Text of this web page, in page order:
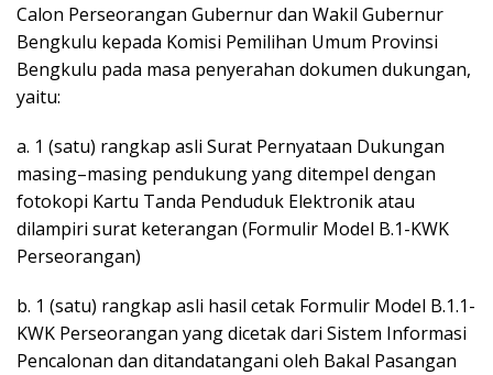
Calon Perseorangan Gubernur dan Wakil Gubernur
Bengkulu kepada Komisi Pemilihan Umum Provinsi
Bengkulu pada masa penyerahan dokumen dukungan,
yaitu:
a. 1 (satu) rangkap asli Surat Pernyataan Dukungan
masing–masing pendukung yang ditempel dengan
fotokopi Kartu Tanda Penduduk Elektronik atau
dilampiri surat keterangan (Formulir Model B.1-KWK
Perseorangan)
b. 1 (satu) rangkap asli hasil cetak Formulir Model B.1.1-
KWK Perseorangan yang dicetak dari Sistem Informasi
Pencalonan dan ditandatangani oleh Bakal Pasangan